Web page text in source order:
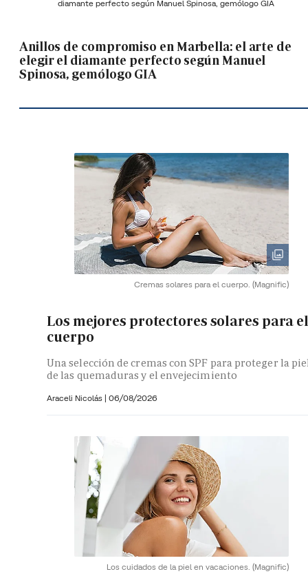
Anillos de compromiso en Marbella: el arte de
elegir el diamante perfecto según Manuel
Spinosa, gemólogo GIA
Cremas solares para el cuerpo. (Magnific)
Los mejores protectores solares para
cuerpo
Una selección de cremas con SPF para proteger la
de las quemaduras y el envejecimiento
Araceli Nicolás | 06/08/2026
Los cuidados de la piel en vacaciones. (Magnific)